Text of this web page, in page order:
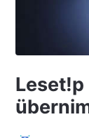
Leset!p